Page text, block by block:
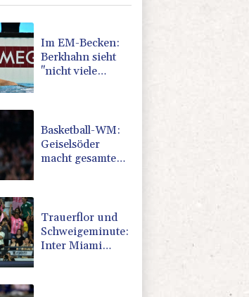
Im EM-Becken:
Berkhahn sieht
"nicht viele
Basketball-WM:
Geiselsöder
macht gesamte
Trauerflor und
Schweigeminute:
Inter Miami